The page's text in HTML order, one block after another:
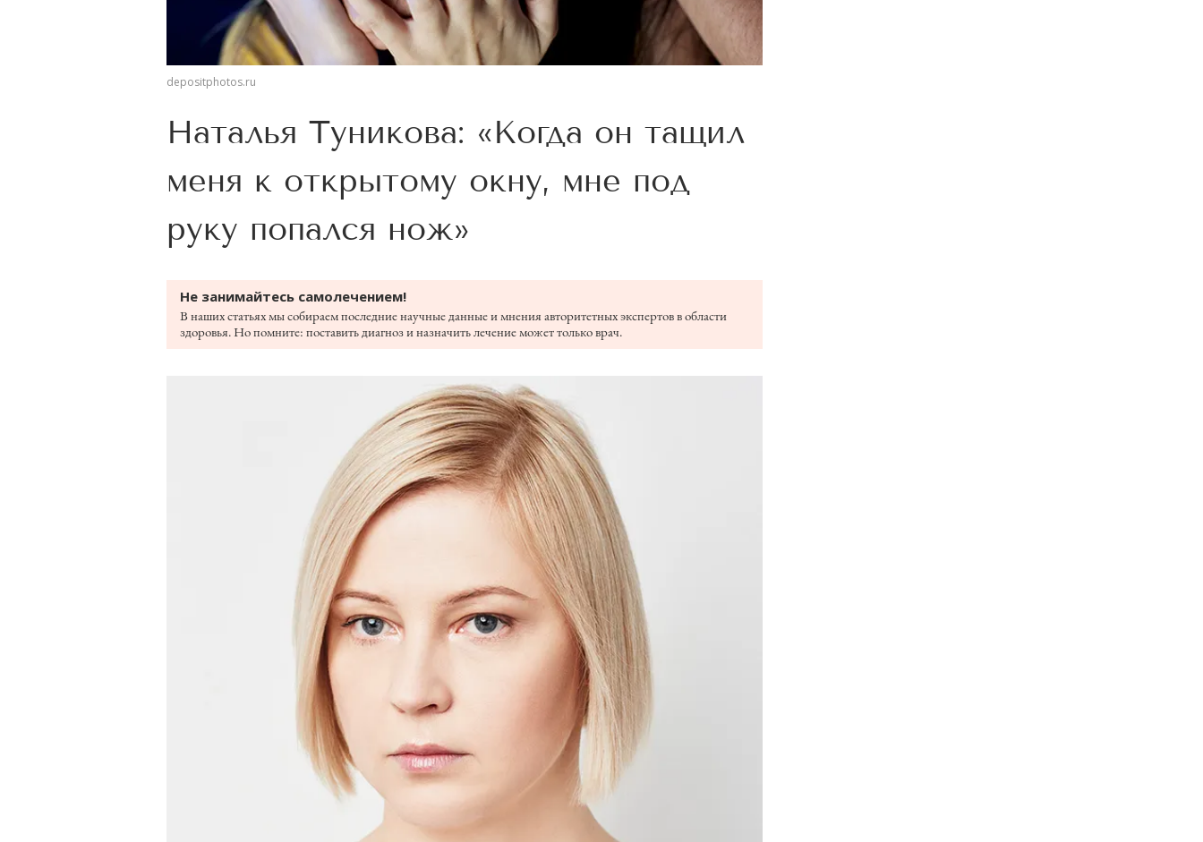
depositphotos.ru
Наталья Туникова: «Когда он тащил
меня к открытому окну, мне под
руку попался нож»
Не занимайтесь самолечением!
В наших статьях мы собираем последние научные данные и мнения авторитетных экспертов в области
здоровья. Но помните: поставить диагноз и назначить лечение может только врач.